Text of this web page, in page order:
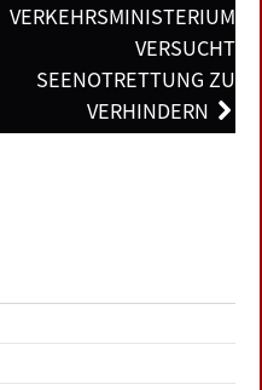
VERKEHRSMINISTERIUM
VERSUCHT
SEENOTRETTUNG ZU
VERHINDERN